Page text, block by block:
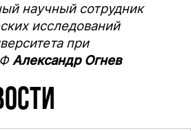
научный сотрудник
исследований
при
Александр Огнев